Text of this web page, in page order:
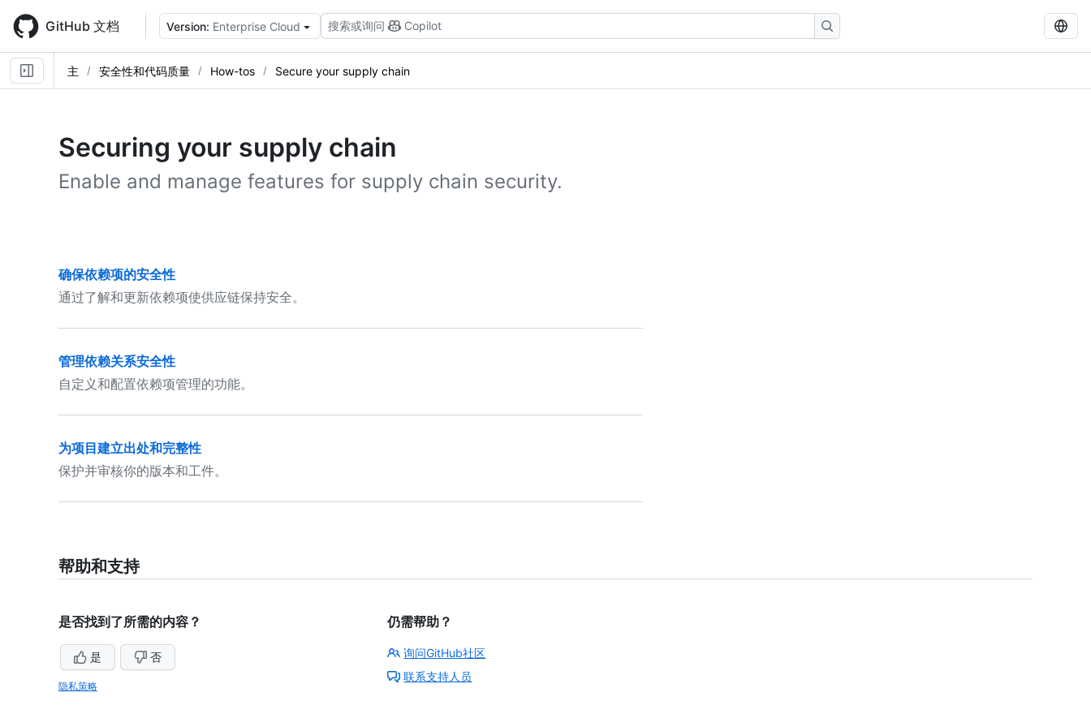
main
content
GitHub 文档 Version: Enterprise Cloud 搜索或询问 Copilot
主 安全性和代码质量 How-tos Secure your supply chain
Securing your supply chain
Enable and manage features for supply chain security.
确保依赖项的安全性
通过了解和更新依赖项使供应链保持安全。
管理依赖关系安全性
自定义和配置依赖项管理的功能。
为项目建立出处和完整性
保护并审核你的版本和工件。
帮助和支持
是否找到了所需的内容？
是 否
隐私策略
仍需帮助？
询问GitHub社区
联系支持人员